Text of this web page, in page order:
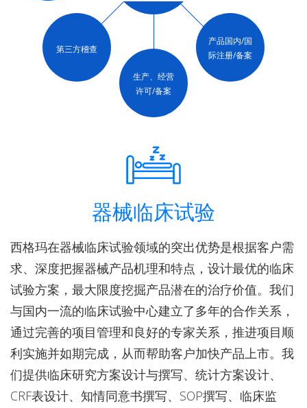
产品国内/国
际注册/备案
生产、经营
许可/备案
第三方稽查
器械临床试验
西格玛在器械临床试验领域的突出优势是根据客户需
求、深度把握器械产品机理和特点，设计最优的临床
试验方案，最大限度挖掘产品潜在的治疗价值。我们
与国内一流的临床试验中心建立了多年的合作关系，
通过完善的项目管理和良好的专家关系，推进项目顺
利实施并如期完成，从而帮助客户加快产品上市。我
们提供临床研究方案设计与撰写、统计方案设计、
CRF表设计、知情同意书撰写、SOP撰写、临床监